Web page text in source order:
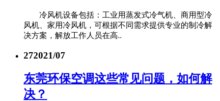
冷风机设备包括：工业用蒸发式冷气机、商用型冷
风机、家用冷风机，可根据不同需求提供专业的制冷解
决方案，解放工作人员在高..
272021/07
东莞环保空调这些常见问题，如何解
决？